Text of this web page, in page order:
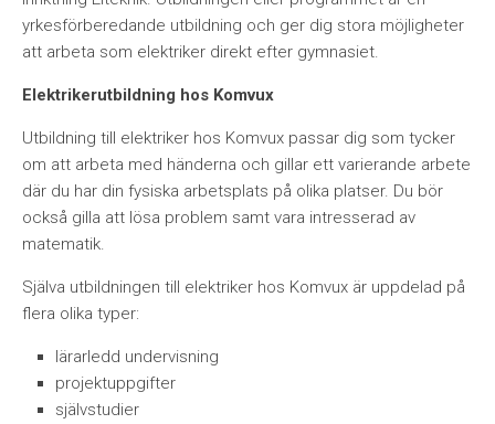
yrkesförberedande utbildning och ger dig stora möjligheter
att arbeta som elektriker direkt efter gymnasiet.
Elektrikerutbildning hos Komvux
Utbildning till elektriker hos Komvux passar dig som tycker
om att arbeta med händerna och gillar ett varierande arbete
där du har din fysiska arbetsplats på olika platser. Du bör
också gilla att lösa problem samt vara intresserad av
matematik.
Själva utbildningen till elektriker hos Komvux är uppdelad på
flera olika typer:
lärarledd undervisning
projektuppgifter
självstudier